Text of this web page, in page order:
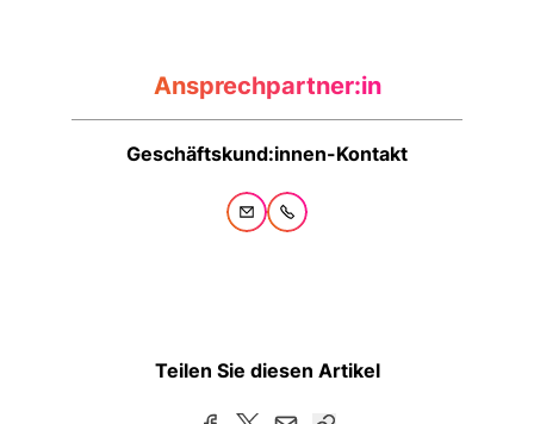
Ansprechpartner:in
Geschäftskund:innen-Kontakt
Teilen Sie diesen Artikel